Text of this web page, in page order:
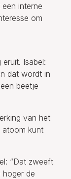
interne
om
Isabel:
dat wordt in
beetje
van het
atoom kunt
“Dat zweeft
hoger de